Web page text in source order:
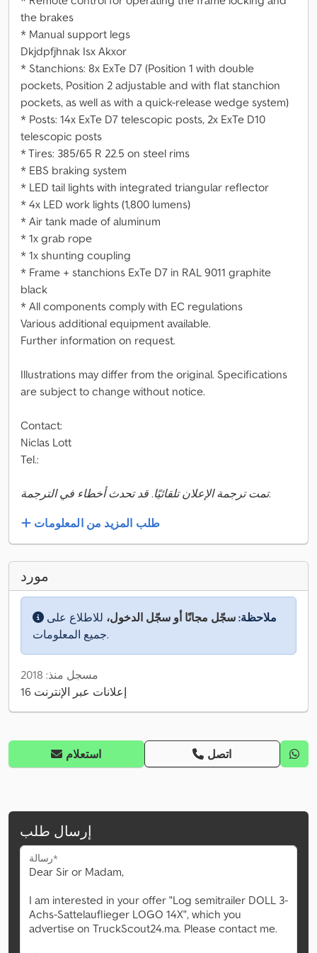
the brakes
* Manual support legs
Dkjdpfjhnak Isx Akxor
* Stanchions: 8x ExTe D7 (Position 1 with double
pockets, Position 2 adjustable and with flat stanchion
pockets, as well as with a quick-release wedge system)
* Posts: 14x ExTe D7 telescopic posts, 2x ExTe D10
telescopic posts
* Tires: 385/65 R 22.5 on steel rims
* EBS braking system
* LED tail lights with integrated triangular reflector
* 4x LED work lights (1,800 lumens)
* Air tank made of aluminum
* 1x grab rope
* 1x shunting coupling
* Frame + stanchions ExTe D7 in RAL 9011 graphite
black
* All components comply with EC regulations
Various additional equipment available.
Further information on request.
Illustrations may differ from the original. Specifications
are subject to change without notice.
Contact:
Niclas Lott
Tel.:
تمت ترجمة الإعلان تلقائيًا. قد تحدث أخطاء في الترجمة.
طلب المزيد من المعلومات
مورد
ملاحظة: سجّل مجانًا أو سجّل الدخول، للاطلاع على
جميع المعلومات.
مسجل منذ: 2018
16 إعلانات عبر الإنترنت
استعلام اتصل
إرسال طلب
رسالة*